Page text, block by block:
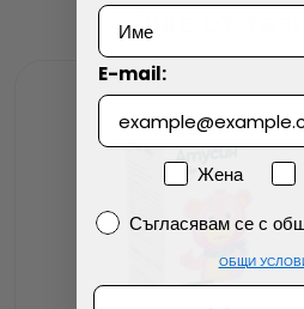
Още от
E-mail:
ПолЖена
Съгласявам се с
Съгласявам се с
ОБЩИ